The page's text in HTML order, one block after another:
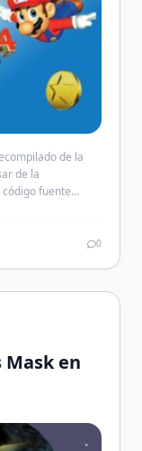
de la
de la
fuente
0
Mask en